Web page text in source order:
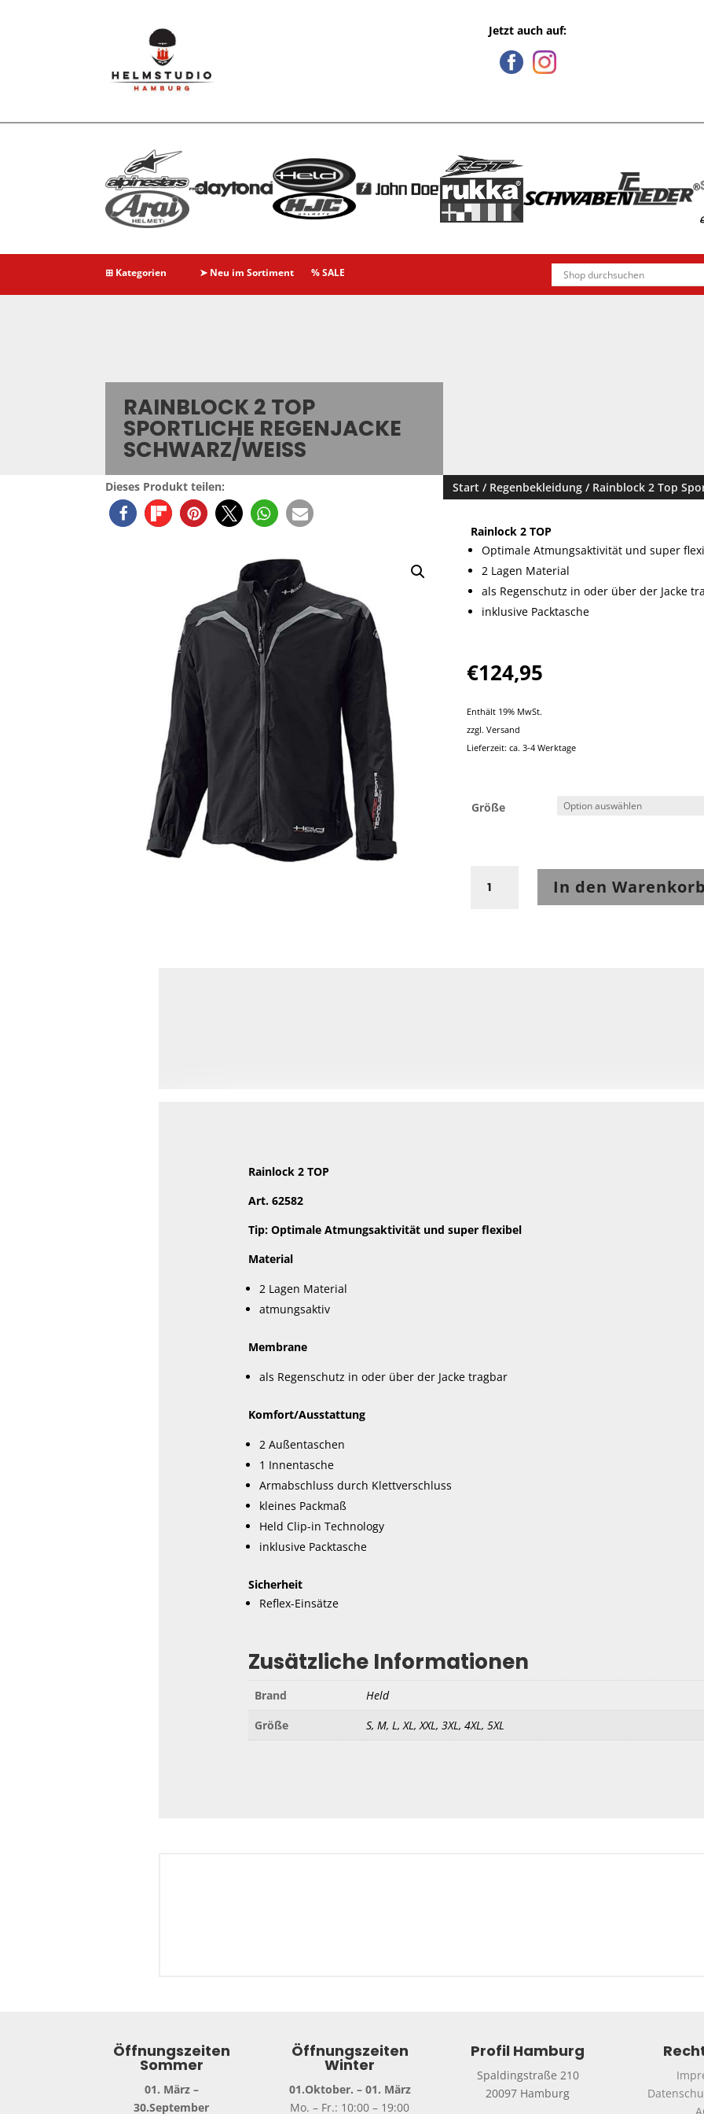
Jetzt auch auf:
⊞ Kategorien ➤ Neu im Sortiment % SALE
RAINBLOCK 2 TOP
SPORTLICHE REGENJACKE
SCHWARZ/WEISS
Dieses Produkt teilen: Start / Regenbekleidung / Rainblock 2 Top
Rainlock 2 TOP
Optimale Atmungsaktivität und super
2 Lagen Material
als Regenschutz in oder über der Jacke
inklusive Packtasche
€124,95
Enthält 19% MwSt.
zzgl.Versand
Lieferzeit: ca. 3-4 Werktage
Größe
In den
Rainlock 2 TOP
Art. 62582
Tip: Optimale Atmungsaktivität und super flexibel
Material
2 Lagen Material
atmungsaktiv
Membrane
als Regenschutz in oder über der Jacke tragbar
Komfort/Ausstattung
2 Außentaschen
1 Innentasche
Armabschluss durch Klettverschluss
kleines Packmaß
Held Clip-in Technology
inklusive Packtasche
Sicherheit
Reflex-Einsätze
Zusätzliche Informationen
Brand
Held
Größe
S, M, L, XL, XXL, 3XL, 4XL, 5XL
Öffnungszeiten
Sommer
01. März –
30.September
Öffnungszeiten
Winter
01.Oktober. – 01. März
Mo. – Fr.: 10:00 – 19:00
Profil Hamburg
Spaldingstraße 210
20097 Hamburg